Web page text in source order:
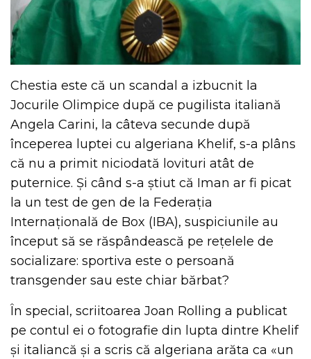
Chestia este că un scandal a izbucnit la
Jocurile Olimpice după ce pugilista italiană
Angela Carini, la câteva secunde după
începerea luptei cu algeriana Khelif, s-a plâns
că nu a primit niciodată lovituri atât de
puternice. Și când s-a știut că Iman ar fi picat
la un test de gen de la Federația
Internațională de Box (IBA), suspiciunile au
început să se răspândească pe rețelele de
socializare: sportiva este o persoană
transgender sau este chiar bărbat?
În special, scriitoarea Joan Rolling a publicat
pe contul ei o fotografie din lupta dintre Khelif
și italiancă și a scris că algeriana arăta ca «un